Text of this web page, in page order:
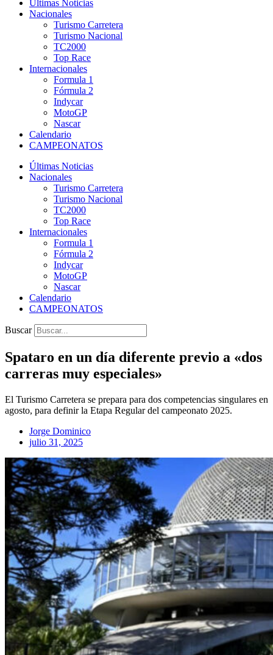
Últimas Noticias
Nacionales
Turismo Carretera
Turismo Nacional
TC2000
Top Race
Internacionales
Formula 1
Fórmula 2
Indycar
MotoGP
Nascar
Calendario
CAMPEONATOS
Últimas Noticias
Nacionales
Turismo Carretera
Turismo Nacional
TC2000
Top Race
Internacionales
Formula 1
Fórmula 2
Indycar
MotoGP
Nascar
Calendario
CAMPEONATOS
Buscar
Spataro en un día diferente previo a «dos
carreras muy especiales»
El Turismo Carretera se prepara para dos competencias singulares en
agosto, para definir la Etapa Regular del campeonato 2025.
Jorge Dominico
julio 31, 2025